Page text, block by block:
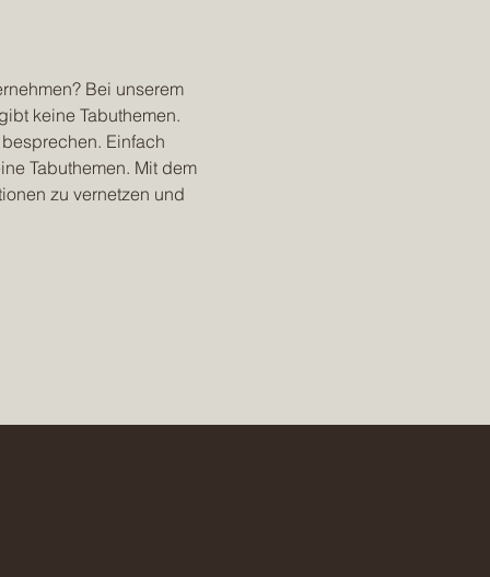
Bei unserem
keine Tabuthemen.
Einfach
Tabuthemen. Mit dem
zu vernetzen und